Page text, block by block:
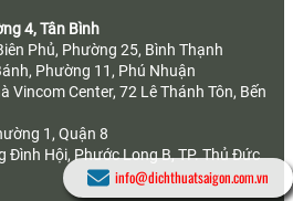
4, Tân Bình
Phủ, Phường 25, Bình Thạnh
Phường 11, Phú Nhuận
Vincom Center, 72 Lê Thánh Tôn, Bến
1, Quận 8
Đình Hội, Phước Long B, TP. Thủ Đức
info@dichthuatsaigon.com.vn